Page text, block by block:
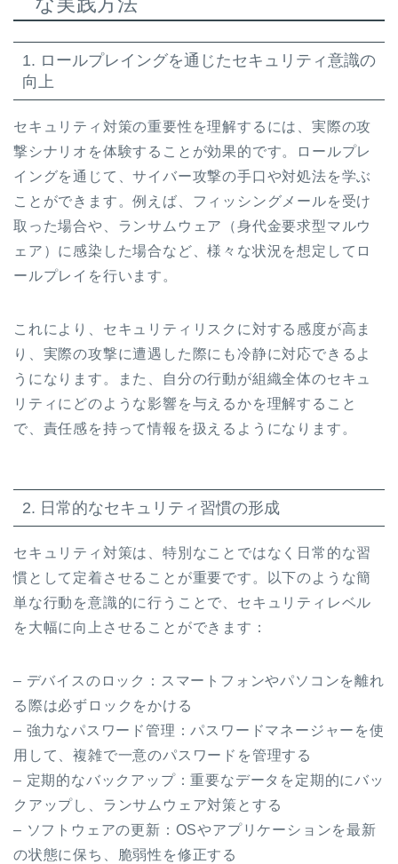
1. ロールプレイングを通じたセキュリティ意識の
向上
セキュリティ対策の重要性を理解するには、実際の攻
撃シナリオを体験することが効果的です。ロールプレ
イングを通じて、サイバー攻撃の手口や対処法を学ぶ
ことができます。例えば、フィッシングメールを受け
取った場合や、ランサムウェア（身代金要求型マルウ
ェア）に感染した場合など、様々な状況を想定してロ
ールプレイを行います。
これにより、セキュリティリスクに対する感度が高ま
り、実際の攻撃に遭遇した際にも冷静に対応できるよ
うになります。また、自分の行動が組織全体のセキュ
リティにどのような影響を与えるかを理解すること
で、責任感を持って情報を扱えるようになります。
2. 日常的なセキュリティ習慣の形成
セキュリティ対策は、特別なことではなく日常的な習
慣として定着させることが重要です。以下のような簡
単な行動を意識的に行うことで、セキュリティレベル
を大幅に向上させることができます：
– デバイスのロック：スマートフォンやパソコンを離れ
る際は必ずロックをかける
– 強力なパスワード管理：パスワードマネージャーを使
用して、複雑で一意のパスワードを管理する
– 定期的なバックアップ：重要なデータを定期的にバッ
クアップし、ランサムウェア対策とする
– ソフトウェアの更新：OSやアプリケーションを最新
の状態に保ち、脆弱性を修正する